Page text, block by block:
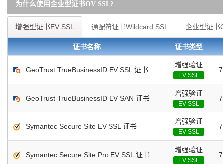
为什么使用企业型证书OV SSL?
企业型证书OV SSL 快速识别真实企业/组织身份，防止假冒/诈骗/钓鱼网站 数据
息 证书完全支持中文企业/组织信息 验证所属组织/企业域名管理权限 浏览器地
书包含企业信息，点击证书信息立辨网站是否属于该企业/机构，假冒网站无所
增强型证书EV SSL 通配符证书Wildcard SSL 企业型证书
证书名称 证书类型
GeoTrust TrueBusinessID EV SSL 证书
增强验证
EV SSL
GeoTrust TrueBusinessID EV SAN 证书
增强验证
EV SSL
Symantec Secure Site EV SSL 证书
增强验证
EV SSL
Symantec Secure Site Pro EV SSL 证书
增强验证
EV SSL